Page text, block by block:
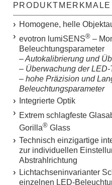
PRODUKTMERKMALE
Homogene, helle
evotron lumiSENS®–
Beleuchtungsparameter
– Autokalibrierung und
– Überwachung der LED-
– hohe Präzision und
Beleuchtungsparameter
Integrierte Optik
Extrem schlagfeste
Gorilla® Glass
Technisch einzigartige
zur individuellen
Abstrahlrichtung
Lichtachseninvarianter
einzelnen LED-